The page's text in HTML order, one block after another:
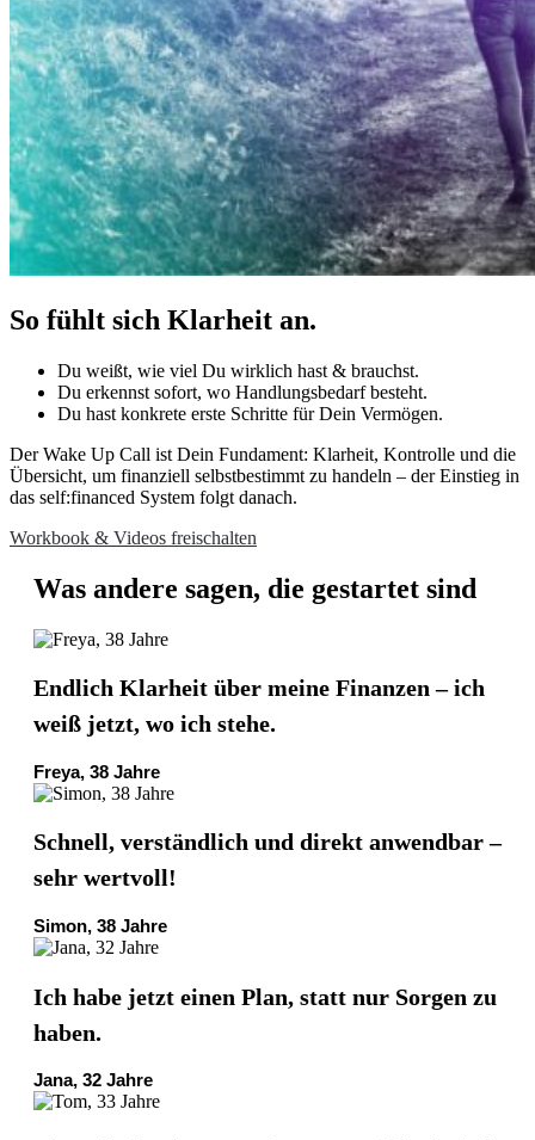
So fühlt sich Klarheit an.
Du weißt, wie viel Du wirklich hast & brauchst.
Du erkennst sofort, wo Handlungsbedarf besteht.
Du hast konkrete erste Schritte für Dein Vermögen.
Der Wake Up Call ist Dein Fundament: Klarheit, Kontrolle und die
Übersicht, um finanziell selbstbestimmt zu handeln – der Einstieg in
das self:financed System folgt danach.
Workbook & Videos freischalten
Was andere sagen, die gestartet sind
Endlich Klarheit über meine Finanzen – ich
weiß jetzt, wo ich stehe.
Freya, 38 Jahre
Schnell, verständlich und direkt anwendbar –
sehr wertvoll!
Simon, 38 Jahre
Ich habe jetzt einen Plan, statt nur Sorgen zu
haben.
Jana, 32 Jahre